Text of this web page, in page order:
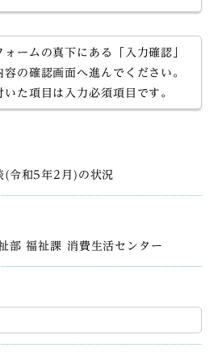
ームの真下にある「入力確認」
の確認画面へ進んでください。
た項目は入力必須項目です。
(令和5年2月)の状況
部 福祉課 消費生活センター